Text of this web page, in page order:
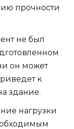
прочности
не был
он может
к
здание.
нагрузки